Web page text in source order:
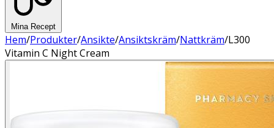
Mina Recept
Hem/Produkter/Ansikte/Ansiktskräm/Nattkräm/L300
Vitamin C Night Cream